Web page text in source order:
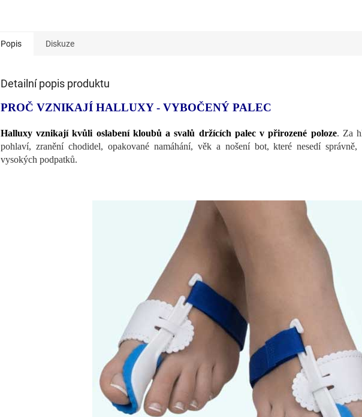
Popis Diskuze
Detailní popis produktu
PROČ VZNIKAJÍ HALLUXY - VYBOČENÝ PALEC
Halluxy vznikají kvůli oslabení kloubů a svalů držících palec v přirozené poloze. Za
pohlaví, zranění chodidel, opakované namáhání, věk a nošení bot, které nesedí
vysokých podpatků.